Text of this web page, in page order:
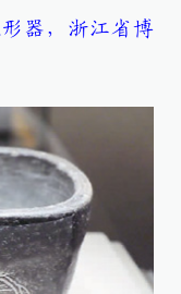
器，浙江省博